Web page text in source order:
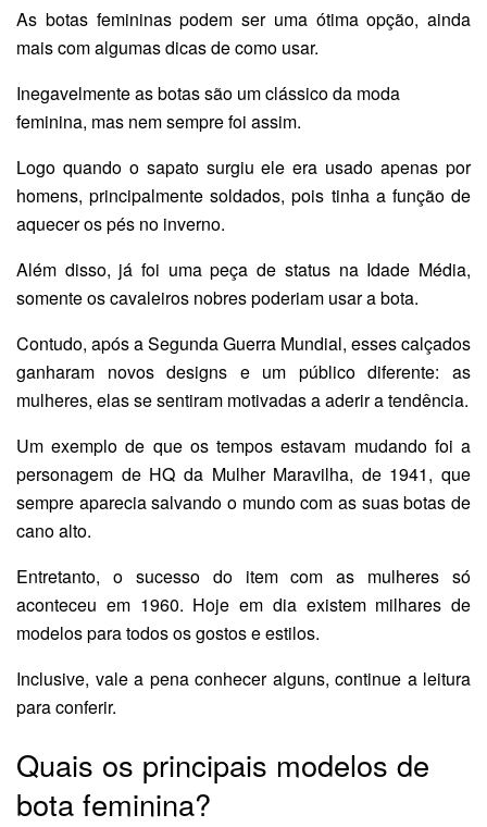
As botas femininas podem ser uma ótima opção, ainda
mais com algumas dicas de como usar.
Inegavelmente as botas são um clássico da moda
feminina, mas nem sempre foi assim.
Logo quando o sapato surgiu ele era usado apenas por
homens, principalmente soldados, pois tinha a função de
aquecer os pés no inverno.
Além disso, já foi uma peça de status na Idade Média,
somente os cavaleiros nobres poderiam usar a bota.
Contudo, após a Segunda Guerra Mundial, esses calçados
ganharam novos designs e um público diferente: as
mulheres, elas se sentiram motivadas a aderir a tendência.
Um exemplo de que os tempos estavam mudando foi a
personagem de HQ da Mulher Maravilha, de 1941, que
sempre aparecia salvando o mundo com as suas botas de
cano alto.
Entretanto, o sucesso do item com as mulheres só
aconteceu em 1960. Hoje em dia existem milhares de
modelos para todos os gostos e estilos.
Inclusive, vale a pena conhecer alguns, continue a leitura
para conferir.
Quais os principais modelos de
bota feminina?